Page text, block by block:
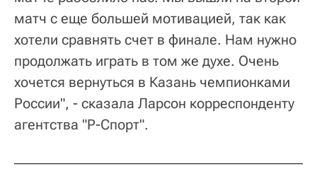
матч с еще большей мотивацией, так как
хотели сравнять счет в финале. Нам нужно
продолжать играть в том же духе. Очень
хочется вернуться в Казань чемпионками
России", - сказала Ларсон корреспонденту
агентства "Р-Спорт".